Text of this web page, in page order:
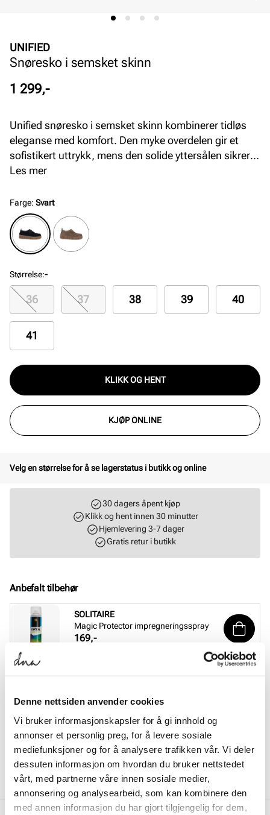
Denne nettsiden anvender cookies
Vi bruker informasjonskapsler for å gi innhold og
annonser et personlig preg, for å levere sosiale
mediefunksjoner og for å analysere trafikken vår. Vi deler
dessuten informasjon om hvordan du bruker nettstedet
vårt, med partnerne våre innen sosiale medier,
annonsering og analysearbeid, som kan kombinere den
med annen informasjon du har gjort tilgjengelig for dem,
UNIFIED
Snøresko i semsket skinn
Pris
1 299,-
Unified snøresko i semsket skinn kombinerer tidløs
eleganse med komfort. Den myke overdelen gir et
sofistikert uttrykk, mens den solide yttersålen sikrer
god stabilitet.
Les mer
Farge: Svart
Størrelse:-
36 37 38 39 40
41
KLIKK OG HENT
KJØP ONLINE
Velg en størrelse for å se lagerstatus i butikk og online
30 dagers åpent kjøp
Klikk og hent innen 30 minutter
Hjemlevering 3-7 dager
Gratis retur i butikk
Anbefalt tilbehør
SOLITAIRE
Magic Protector impregneringsspray
Pris
169,-
SOLITAIRE
Combi Care Foam skovask
Pris
99,-